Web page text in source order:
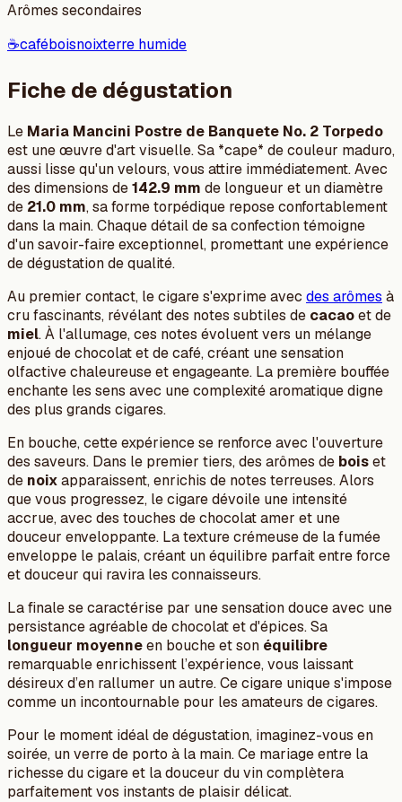
Arômes secondaires
☕caféboisnoixterre humide
Fiche de dégustation
Le Maria Mancini Postre de Banquete No. 2 Torpedo
est une œuvre d'art visuelle. Sa *cape* de couleur maduro,
aussi lisse qu'un velours, vous attire immédiatement. Avec
des dimensions de142.9 mm de longueur et un diamètre
de 21.0 mm, sa forme torpédique repose confortablement
dans la main. Chaque détail de sa confection témoigne
d'un savoir-faire exceptionnel, promettant une expérience
de dégustation de qualité.
Au premier contact, le cigare s'exprime avec des arômes à
cru fascinants, révélant des notes subtiles de cacaoet de
miel. À l'allumage, ces notes évoluent vers un mélange
enjoué de chocolat et de café, créant une sensation
olfactive chaleureuse et engageante. La première bouffée
enchante les sens avec une complexité aromatique digne
des plus grands cigares.
En bouche, cette expérience se renforce avec l'ouverture
des saveurs. Dans le premier tiers, des arômes de boiset
de noixapparaissent, enrichis de notes terreuses. Alors
que vous progressez, le cigare dévoile une intensité
accrue, avec des touches de chocolat amer et une
douceur enveloppante. La texture crémeuse de la fumée
enveloppe le palais, créant un équilibre parfait entre force
et douceur qui ravira les connaisseurs.
La finale se caractérise par une sensation douce avec une
persistance agréable de chocolat et d'épices. Sa
longueur moyenneen bouche et son équilibre
remarquable enrichissent l’expérience, vous laissant
désireux d’en rallumer un autre. Ce cigare unique s'impose
comme un incontournable pour les amateurs de cigares.
Pour le moment idéal de dégustation, imaginez-vous en
soirée, un verre de porto à la main. Ce mariage entre la
richesse du cigare et la douceur du vin complètera
parfaitement vos instants de plaisir délicat.